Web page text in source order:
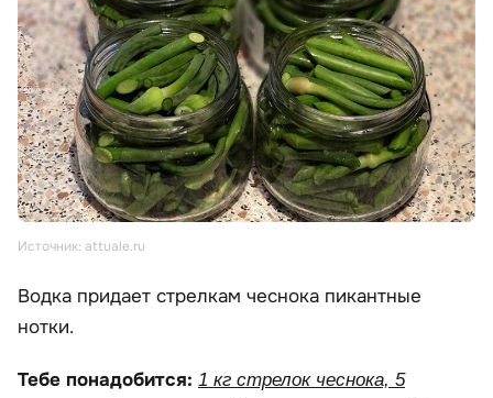
Источник: attuale.ru
Водка придает стрелкам чеснока пикантные
нотки.
Тебе понадобится: 1 кг стрелок чеснока, 5